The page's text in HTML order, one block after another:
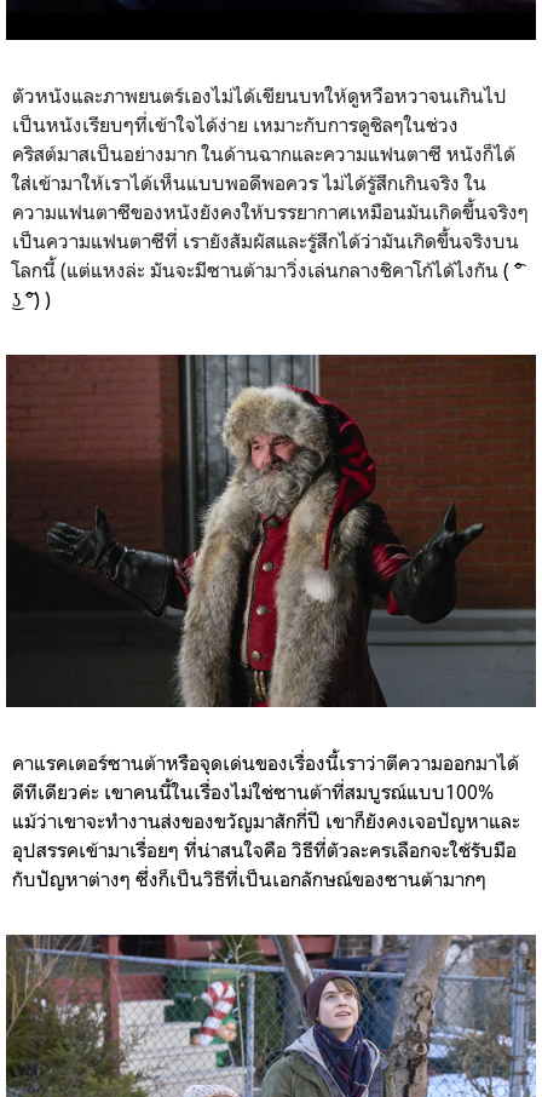
ตัวหนังและภาพยนตร์เองไม่ได้เขียนบทให้ดูหวือหวาจนเกินไป
เป็นหนังเรียบๆที่เข้าใจได้ง่าย เหมาะกับการดูชิลๆในช่วง
คริสต์มาสเป็นอย่างมาก ในด้านฉากและความแฟนตาซี หนังก็ได้
ใส่เข้ามาให้เราได้เห็นแบบพอดีพอควร ไม่ได้รู้สึกเกินจริง ใน
ความแฟนตาซีของหนังยังคงให้บรรยากาศเหมือนมันเกิดขึ้นจริงๆ
เป็นความแฟนตาซีที่ เรายังสัมผัสและรู้สึกได้ว่ามันเกิดขึ้นจริงบน
โลกนี้ (แต่แหงล่ะ มันจะมีซานต้ามาวิ่งเล่นกลางชิคาโก้ได้ไงกัน ( ͡°
͜ʖ ͡°) )
คาแรคเตอร์ซานต้าหรือจุดเด่นของเรื่องนี้เราว่าตีความออกมาได้
ดีทีเดียวค่ะ เขาคนนี้ในเรื่องไม่ใช่ซานต้าที่สมบูรณ์แบบ100%
แม้ว่าเขาจะทำงานส่งของขวัญมาสักกี่ปี เขาก็ยังคงเจอปัญหาและ
อุปสรรคเข้ามาเรื่อยๆ ที่น่าสนใจคือ วิธีที่ตัวละครเลือกจะใช้รับมือ
กับปัญหาต่างๆ ซึ่งก็เป็นวิธีที่เป็นเอกลักษณ์ของซานต้ามากๆ